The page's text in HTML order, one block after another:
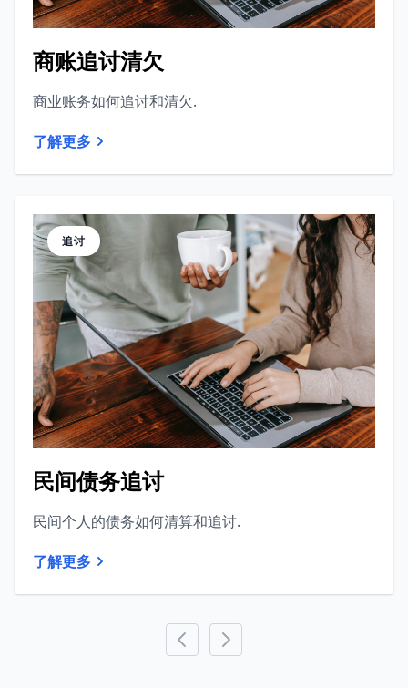
商账追讨清欠
商业账务如何追讨和清欠.
了解更多
追讨
民间债务追讨
民间个人的债务如何清算和追讨.
了解更多